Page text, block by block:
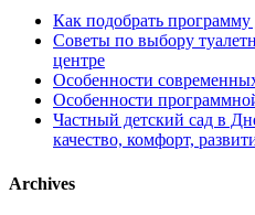
Как подобрать программу
Советы по выбору
центре
Особенности
Особенности
Частный детский сад в
качество, комфорт,
Archives